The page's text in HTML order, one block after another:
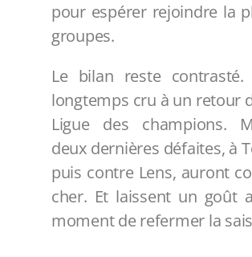
pour espérer rejoindre la
groupes.
Le bilan reste
longtemps cru à un retour
Ligue des champions.
deux dernières défaites, à
puis contre Lens, auront
cher. Et laissent un goût
moment de refermer la